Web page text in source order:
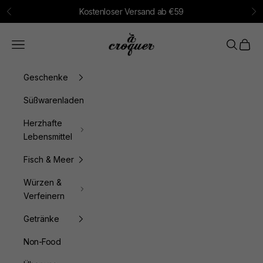
Zum Inhalt springen
Zurück Kostenloser Versand ab €59
à croquer
Menü Suchen
Geschenke
Süßwarenladen
Herzhafte
Lebensmittel
Fisch & Meer
Würzen &
Verfeinern
Getränke
Non-Food